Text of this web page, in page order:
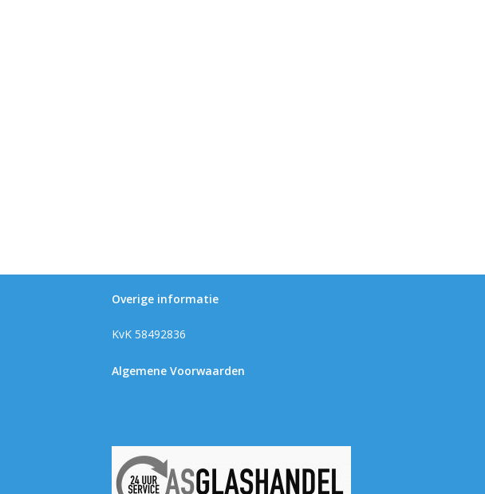
Overige informatie
KvK 58492836
Algemene Voorwaarden